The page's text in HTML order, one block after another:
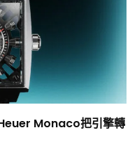
Monaco把引擎轉